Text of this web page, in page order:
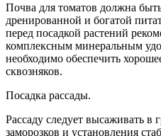
Почва для томатов должна
дренированной и богатой
перед посадкой растений
комплексным минеральным
необходимо обеспечить
сквозняков.
Посадка рассады.
Рассаду следует высаживать в
заморозков и установления